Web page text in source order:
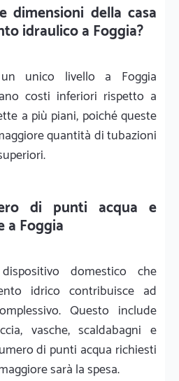
dimensioni della casa
idraulico a Foggia?
unico livello a Foggia
costi inferiori rispetto a
a più piani, poiché queste
quantità di tubazioni
di punti acqua e
a Foggia
domestico che
idrico contribuisce ad
Questo include
vasche, scaldabagni e
di punti acqua richiesti
sarà la spesa.